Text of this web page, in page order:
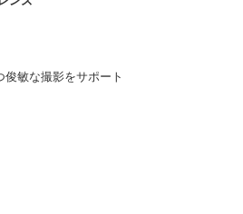
敏な撮影をサポート